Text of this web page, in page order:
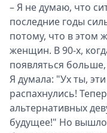
– Я не думаю, что
последние годы
потому, что в этом
женщин. В 90-х,
появляться
Я думала: "Ух ты,
распахнулись!
альтернативных
будущее!" Но вышло